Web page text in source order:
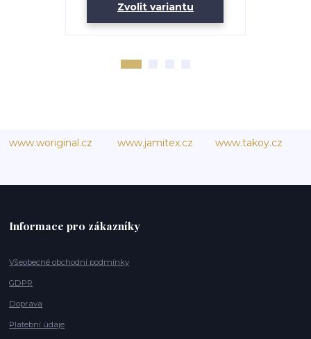
Zvolit variantu
www.woriginal.cz www.jamitex.cz www.takoy.cz
Informace pro zákazníky
Všeobecné obchodní podmínky
GDPR
Doprava
Platební údaje